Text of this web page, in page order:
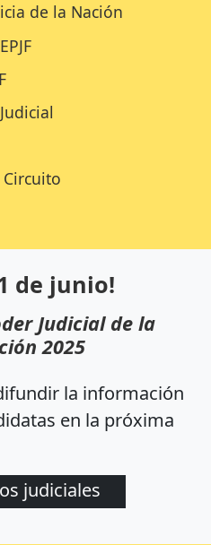
de la Nación
de junio!
Judicial de la
2025
la información
en la próxima
judiciales